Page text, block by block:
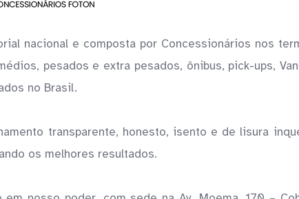
nacional e composta por Concessionários nos
pesados e extra pesados, ônibus, pick-ups,
no Brasil.
transparente, honesto, isento e de lisura
os melhores resultados.